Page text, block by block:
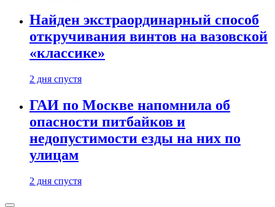
Найден экстраординарный способ
откручивания винтов на вазовской
«классике»
2 дня спустя
ГАИ по Москве напомнила об
опасности питбайков и
недопустимости езды на них по
улицам
2 дня спустя